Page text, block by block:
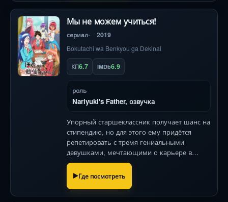
Мы не можем учиться!
сериал 2019
Bokutachi wa Benkyou ga Dekinai
КП6.7 IMDb6.9
роль
Nariyuki's Father, озвучка
Упорный старшеклассник получает шанс на
стипендию, но для этого ему придётся
репетировать с тремя гениальными
девушками, мечтающими о карьере в
областях, где они полные нули! Гаремник с
неожиданными поворотами и
искромётным юмором .
Где посмотреть